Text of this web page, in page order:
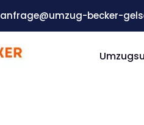
anfrage@umzug-becker-